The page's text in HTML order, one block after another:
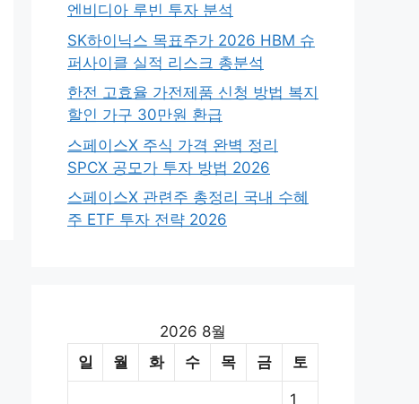
엔비디아 루빈 투자 분석
SK하이닉스 목표주가 2026 HBM 슈
퍼사이클 실적 리스크 총분석
한전 고효율 가전제품 신청 방법 복지
할인 가구 30만원 환급
스페이스X 주식 가격 완벽 정리
SPCX 공모가 투자 방법 2026
스페이스X 관련주 총정리 국내 수혜
주 ETF 투자 전략 2026
2026 8월
일
월 화 수 목 금 토
1